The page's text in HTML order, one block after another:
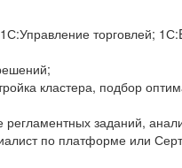
торговлей;
кластера, подбор
заданий,
по платформе или